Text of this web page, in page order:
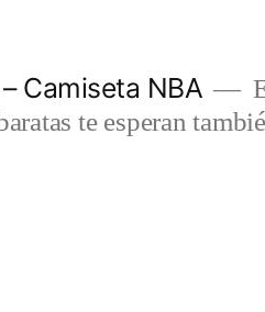
Camiseta NBA
te esperan